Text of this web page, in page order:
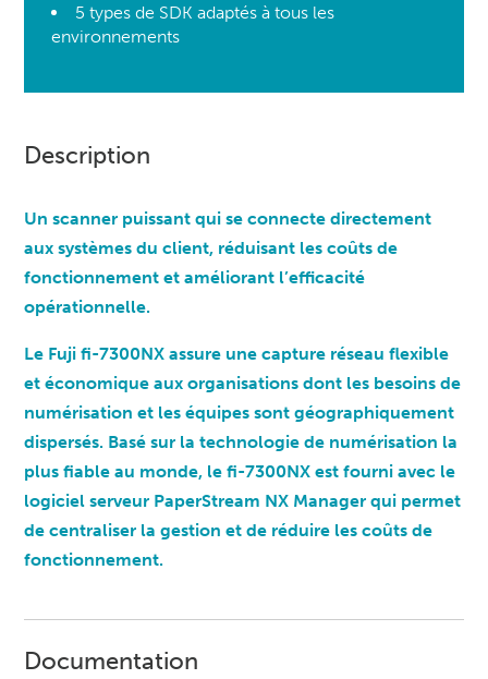
5 types de SDK adaptés à tous les
environnements
Description
Un scanner puissant qui se connecte directement
aux systèmes du client, réduisant les coûts de
fonctionnement et améliorant l’efficacité
opérationnelle.
Le Fuji fi-7300NX assure une capture réseau flexible
et économique aux organisations dont les besoins de
numérisation et les équipes sont géographiquement
dispersés. Basé sur la technologie de numérisation la
plus fiable au monde, le fi-7300NX est fourni avec le
logiciel serveur PaperStream NX Manager qui permet
de centraliser la gestion et de réduire les coûts de
fonctionnement.
Documentation